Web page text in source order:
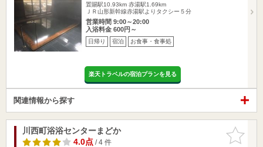
置賜駅10.93km 赤湯駅1.69km
ＪＲ山形新幹線赤湯駅よりタクシー５分
営業時間 9:00～20:00
入浴料金 600円～
日帰り 宿泊 お食事・食事処
楽天トラベルの宿泊プランを見る
関連情報から探す
お気に入
りに追加
川西町浴浴センターまどか
4.0点/ 4 件